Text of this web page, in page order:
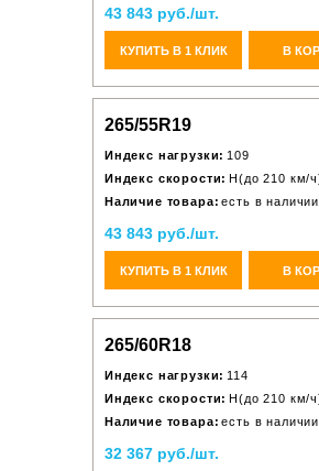
43 843 руб./шт.
КУПИТЬ В 1 КЛИК В
265/55R19
Индекс нагрузки: 109
Индекс скорости: H(до 210 км/
Наличие товара: есть в наличии
43 843 руб./шт.
КУПИТЬ В 1 КЛИК В
265/60R18
Индекс нагрузки: 114
Индекс скорости: H(до 210 км/
Наличие товара: есть в наличии
32 367 руб./шт.